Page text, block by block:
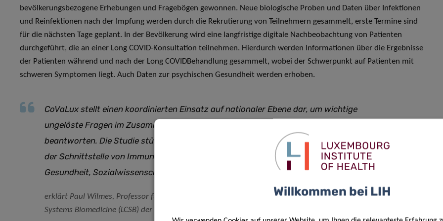
bevölkerungsbezogene Erhebungen und Fragebögen gewonnen. Neue biologische Proben und Daten über Infektionen
und Reinfektionen nach der Impfung werden durch die Rekrutierung von Teilnehmern gesammelt, erste Termine sind
für die nächsten Tage geplant. In der Bevölkerung wird eine langfristige digitale Nachbeobachtung von Patienten
durchgeführt, die an einer Long COVID-Konsultation teilnehmen. Hierdurch werden Informationen über die Ergebnisse
der Patienten während und nach der Long COVIDBehandlung gesammelt, wobei der Schwerpunkt auf Patienten mit
schweren Symptomen liegt. Auch Daten zur psychischen Gesundheit werden erhoben.
CoVaLux stellt einen koordinierten Einsatz auf nationaler Ebene dar, um wichtige
ungelöste Fragen im Zusammenhang mit COVID-19 und seinen Folgen zu
beantworten. Die Studie stützt sich dabei auf einen interdisziplinären Ansatz an
der Schnittstelle von Immunologie, Psychologie, Epidemiologie, digitaler
Gesundheit, Sozialwissenschaft und öffentlicher Gesundheit,
erklärt Paul Wilmes, Professor für Systemökologie am Luxembourg Centre for
Systems Biomedicine (LCSB) der Universität Luxemburg und Co-Sprecher von CoVaLux.
Willkommen bei LIH